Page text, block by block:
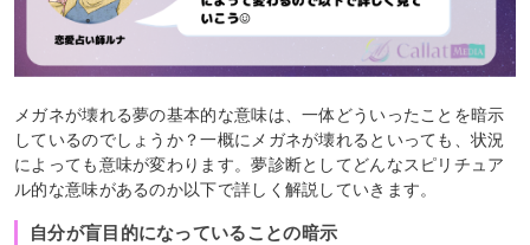
メガネが壊れる夢の基本的な意味は、一体どういったことを暗示
しているのでしょうか？一概にメガネが壊れるといっても、状況
によっても意味が変わります。夢診断としてどんなスピリチュア
ル的な意味があるのか以下で詳しく解説していきます。
自分が盲目的になっていることの暗示